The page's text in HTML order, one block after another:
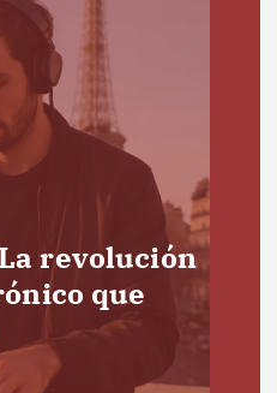
revolución
que